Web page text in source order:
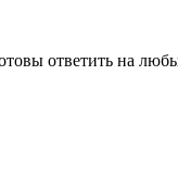
ответить на